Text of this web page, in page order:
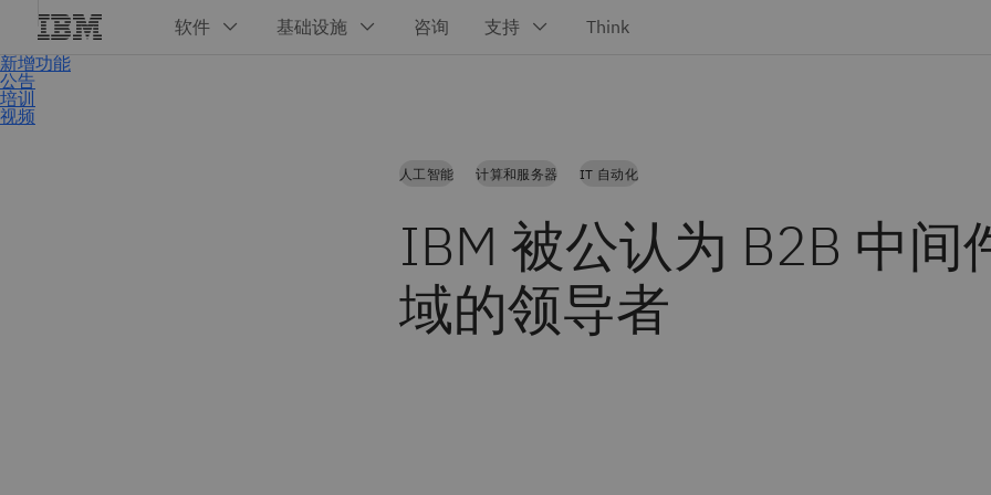
人工智能 计算和服务器 IT 自动化
IBM 被公认为 B2B 中间
域的领导者